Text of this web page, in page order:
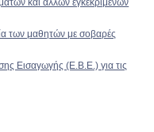
και άλλων εγκεκριμένων
των μαθητών με σοβαρές
Εισαγωγής (Ε.Β.Ε.) για τις